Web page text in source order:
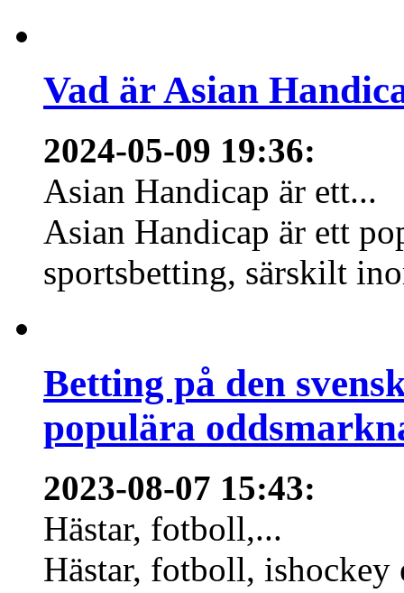
Vad är Asian
2024-05-09 19:36:
Asian Handicap är ett...
Asian Handicap är ett
sportsbetting, särskilt
Betting på den
populära
2023-08-07 15:43:
Hästar, fotboll,...
Hästar, fotboll,